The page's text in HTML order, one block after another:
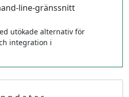
utökade alternativ för
integration i